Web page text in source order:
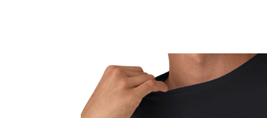
Dárky pro muže
Dárky pro ženy
Dárky pro oba
Svatba
Svatby